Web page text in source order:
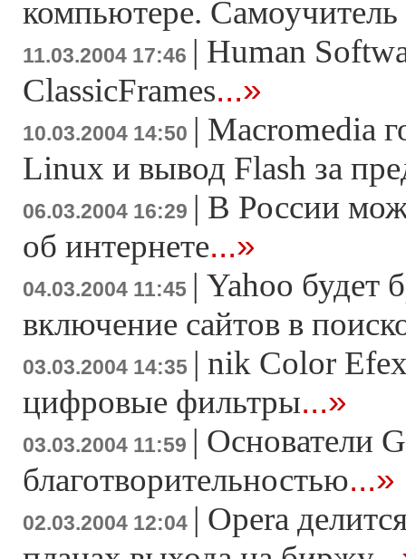
компьютере.
11.03.2004 17:46 | Human
ClassicFrames...»
10.03.2004 14:50 | Macromedia
Linux и вывод Flash за
06.03.2004 16:29 | В России
об интернете...»
04.03.2004 11:45 | Yahoo будет
включение сайтов в
03.03.2004 14:35 | nik Color
цифровые фильтры...»
03.03.2004 11:59 | Основатели
благотворительностью...»
02.03.2004 12:04 | Opera